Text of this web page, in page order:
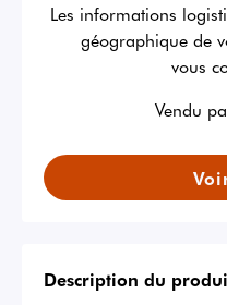
Les informations
géographique de
vous
Vendu
Description du